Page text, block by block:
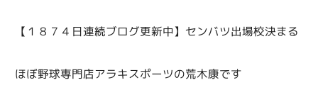
【１８７４日連続ブログ更新中】センバツ出場校決まる
ほぼ野球専門店アラキスポーツの荒木康です